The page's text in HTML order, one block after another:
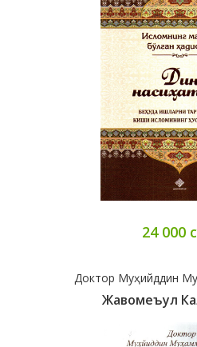
24 000
Доктор Муҳийддин
Жавомеъул